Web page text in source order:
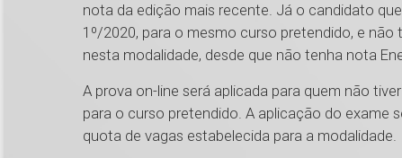
nota da edição mais recente. Já o candidato
1º/2020, para o mesmo curso pretendido, e
nesta modalidade, desde que não tenha nota
A prova on-line será aplicada para quem não
para o curso pretendido. A aplicação do exame
quota de vagas estabelecida para a modalidade.